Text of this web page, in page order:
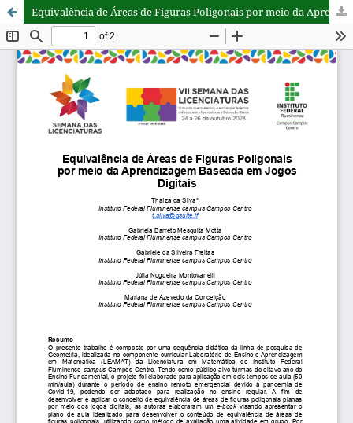
Equivalência de Áreas de Figuras Poligonais por meio da Aprendizagem Baseada em Jogos Digitais